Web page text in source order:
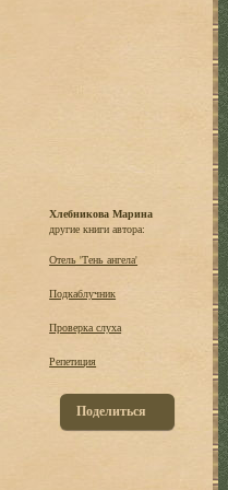
Хлебникова Марина
другие книги автора:
Отель 'Тень ангела'
Подкаблучник
Проверка слуха
Репетиция
Поделиться